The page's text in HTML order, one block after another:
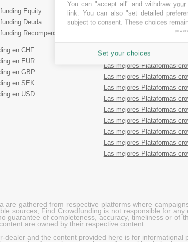
Equity
Deuda
Recompensa
en CHF
en EUR
en GBP
en SEK
en USD
Las mejores Plataformas
Las mejores Plataformas
Las mejores Plataformas
Las mejores Plataformas
Las mejores Plataformas
Las mejores Plataformas
Las mejores Plataformas
Las mejores Plataformas
Las mejores Plataformas
Las mejores Plataformas
Las mejores Plataformas
Las mejores Plataformas
Las mejores Plataformas
Las mejores Plataformas
are gathered from respective platforms where
sources, Find Crowdfunding is not responsible for
guarantee of completeness, accuracy, timeliness or
are owned by their respective content.
dealer and the content provided here is for
You can "accept all" and withdraw
link. You can also "set detailed
subject to consent. These choices
Set your choices